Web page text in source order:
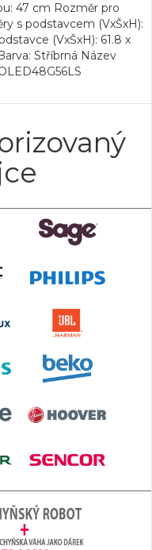
47 cm Rozměr pro
s podstavcem (VxŠxH):
(VxŠxH): 61.8 x
Stříbrná Název